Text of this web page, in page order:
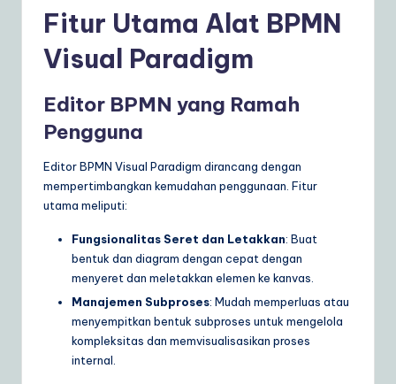
w
o
lu
Fitur Utama Alat BPMN
Visual Paradigm
Editor BPMN yang Ramah
Pengguna
Editor BPMN Visual Paradigm dirancang dengan
mempertimbangkan kemudahan penggunaan. Fitur
utama meliputi:
Fungsionalitas Seret dan Letakkan: Buat
bentuk dan diagram dengan cepat dengan
menyeret dan meletakkan elemen ke kanvas.
Manajemen Subproses: Mudah memperluas atau
menyempitkan bentuk subproses untuk mengelola
kompleksitas dan memvisualisasikan proses
internal.